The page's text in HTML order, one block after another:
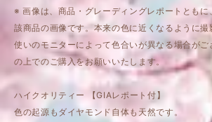
※ 画像は、商品・グレーディングレポートともに
該商品の画像です。本来の色に近くなるように
使いのモニターによって色合いが異なる場合が
の上でのご購入をお願いいたします。
ハイクオリティー 【GIAレポート付】
色の起源もダイヤモンド自体も天然です。